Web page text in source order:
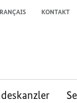
KONTAKT